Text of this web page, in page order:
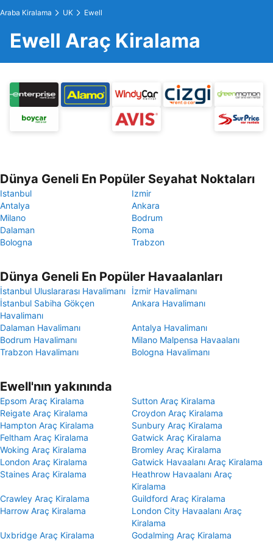
Araba Kiralama UK Ewell
Ewell Araç Kiralama
Dünya Geneli En Popüler Seyahat Noktaları
Istanbul
Izmir
Antalya
Ankara
Milano
Bodrum
Dalaman
Roma
Bologna
Trabzon
Dünya Geneli En Popüler Havaalanları
İstanbul Uluslararası Havalimanı
İzmir Havalimanı
İstanbul Sabiha Gökçen
Havalimanı
Ankara Havalimanı
Dalaman Havalimanı
Antalya Havalimanı
Bodrum Havalimanı
Milano Malpensa Havaalanı
Trabzon Havalimanı
Bologna Havalimanı
Ewell'nın yakınında
Epsom Araç Kiralama
Sutton Araç Kiralama
Reigate Araç Kiralama
Croydon Araç Kiralama
Hampton Araç Kiralama
Sunbury Araç Kiralama
Feltham Araç Kiralama
Gatwick Araç Kiralama
Woking Araç Kiralama
Bromley Araç Kiralama
London Araç Kiralama
Gatwick Havaalanı Araç Kiralama
Staines Araç Kiralama
Heathrow Havaalanı Araç
Kiralama
Crawley Araç Kiralama
Guildford Araç Kiralama
Harrow Araç Kiralama
London City Havaalanı Araç
Kiralama
Uxbridge Araç Kiralama
Godalming Araç Kiralama